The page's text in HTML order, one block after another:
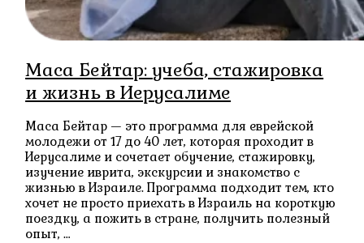
Маса Бейтар: учеба, стажировка
и жизнь в Иерусалиме
Маса Бейтар — это программа для еврейской
молодежи от 17 до 40 лет, которая проходит в
Иерусалиме и сочетает обучение, стажировку,
изучение иврита, экскурсии и знакомство с
жизнью в Израиле. Программа подходит тем, кто
хочет не просто приехать в Израиль на короткую
поездку, а пожить в стране, получить полезный
опыт, …